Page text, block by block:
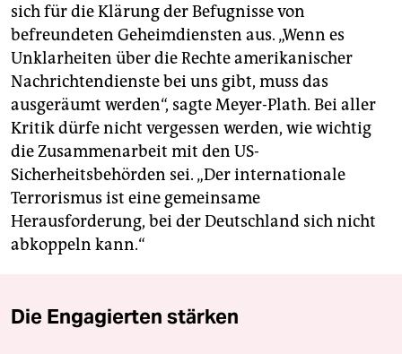
sich für die Klärung der Befugnisse von
befreundeten Geheimdiensten aus. „Wenn es
Unklarheiten über die Rechte amerikanischer
Nachrichtendienste bei uns gibt, muss das
ausgeräumt werden“, sagte Meyer-Plath. Bei aller
Kritik dürfe nicht vergessen werden, wie wichtig
die Zusammenarbeit mit den US-
Sicherheitsbehörden sei. „Der internationale
Terrorismus ist eine gemeinsame
Herausforderung, bei der Deutschland sich nicht
abkoppeln kann.“
Die Engagierten stärken